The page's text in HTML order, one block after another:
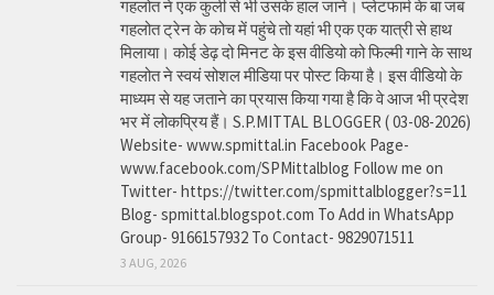
गहलोत ने एक कुली से भी उसके हाल जाने। प्लेटफार्म के बा जब
गहलोत ट्रेन के कोच में पहुंचे तो यहां भी एक एक यात्री से हाथ
मिलाया। कोई डेढ़ दो मिनट के इस वीडियो को फिल्मी गाने के साथ
गहलोत ने स्वयं सोशल मीडिया पर पोस्ट किया है। इस वीडियो के
माध्यम से यह जताने का प्रयास किया गया है कि वे आज भी प्रदेश
भर में लोकप्रिय हैं। S.P.MITTAL BLOGGER ( 03-08-2026)
Website- www.spmittal.in Facebook Page-
www.facebook.com/SPMittalblog Follow me on
Twitter- https://twitter.com/spmittalblogger?s=11
Blog- spmittal.blogspot.com To Add in WhatsApp
Group- 9166157932 To Contact- 9829071511
3 AUG, 2026